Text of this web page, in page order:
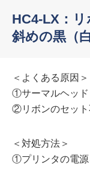
HC4-LX：
斜めの黒（
＜よくある原因＞
①サーマルヘッド
②リボンのセット
＜対処方法＞
①プリンタの電源